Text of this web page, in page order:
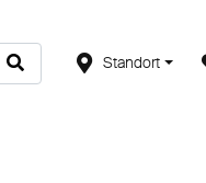
Standort